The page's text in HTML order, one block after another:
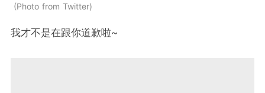
Photo from Twitter
我才不是在跟你道歉啦~